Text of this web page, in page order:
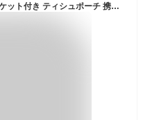
ポケットティッシュケース ゴミ入れポケット付き ティシュポーチ 携帯ゴミ入れ 携帯ゴミ箱 ティッシュケース poke& ポケト POKE& ポケット ミニポーチ コンパクト シンプル くすみカラー カラビナ付き ティッシュ 散歩 バッグに吊るせる ごみ入れ ゴミ袋 簡易ゴミ箱 ごみ箱